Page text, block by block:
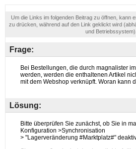
Um die Links im folgenden Beitrag zu öffnen, kann
zu drücken, während auf den Link geklickt wird
und Betriebssystem).
Frage:
Lösung: